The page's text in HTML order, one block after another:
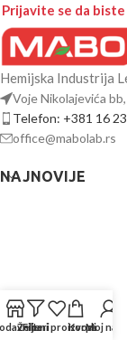
Prijavite se da
Hemijska Industrija
Voje Nikolajevića
Telefon: +381 16
office@mabolab.rs
NAJNOVIJE
Filteri
Željeni proizvodi
KorpaMoj nalog